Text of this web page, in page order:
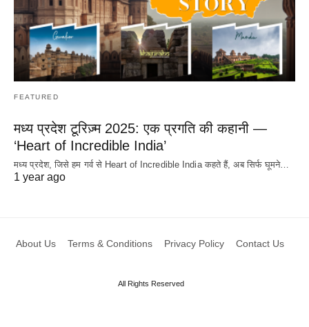
FEATURED
मध्य प्रदेश टूरिज़्म 2025: एक प्रगति की कहानी —
‘Heart of Incredible India’
मध्य प्रदेश, जिसे हम गर्व से Heart of Incredible India कहते हैं, अब सिर्फ घूमने…
1 year ago
About Us Terms & Conditions Privacy Policy Contact Us
All Rights Reserved